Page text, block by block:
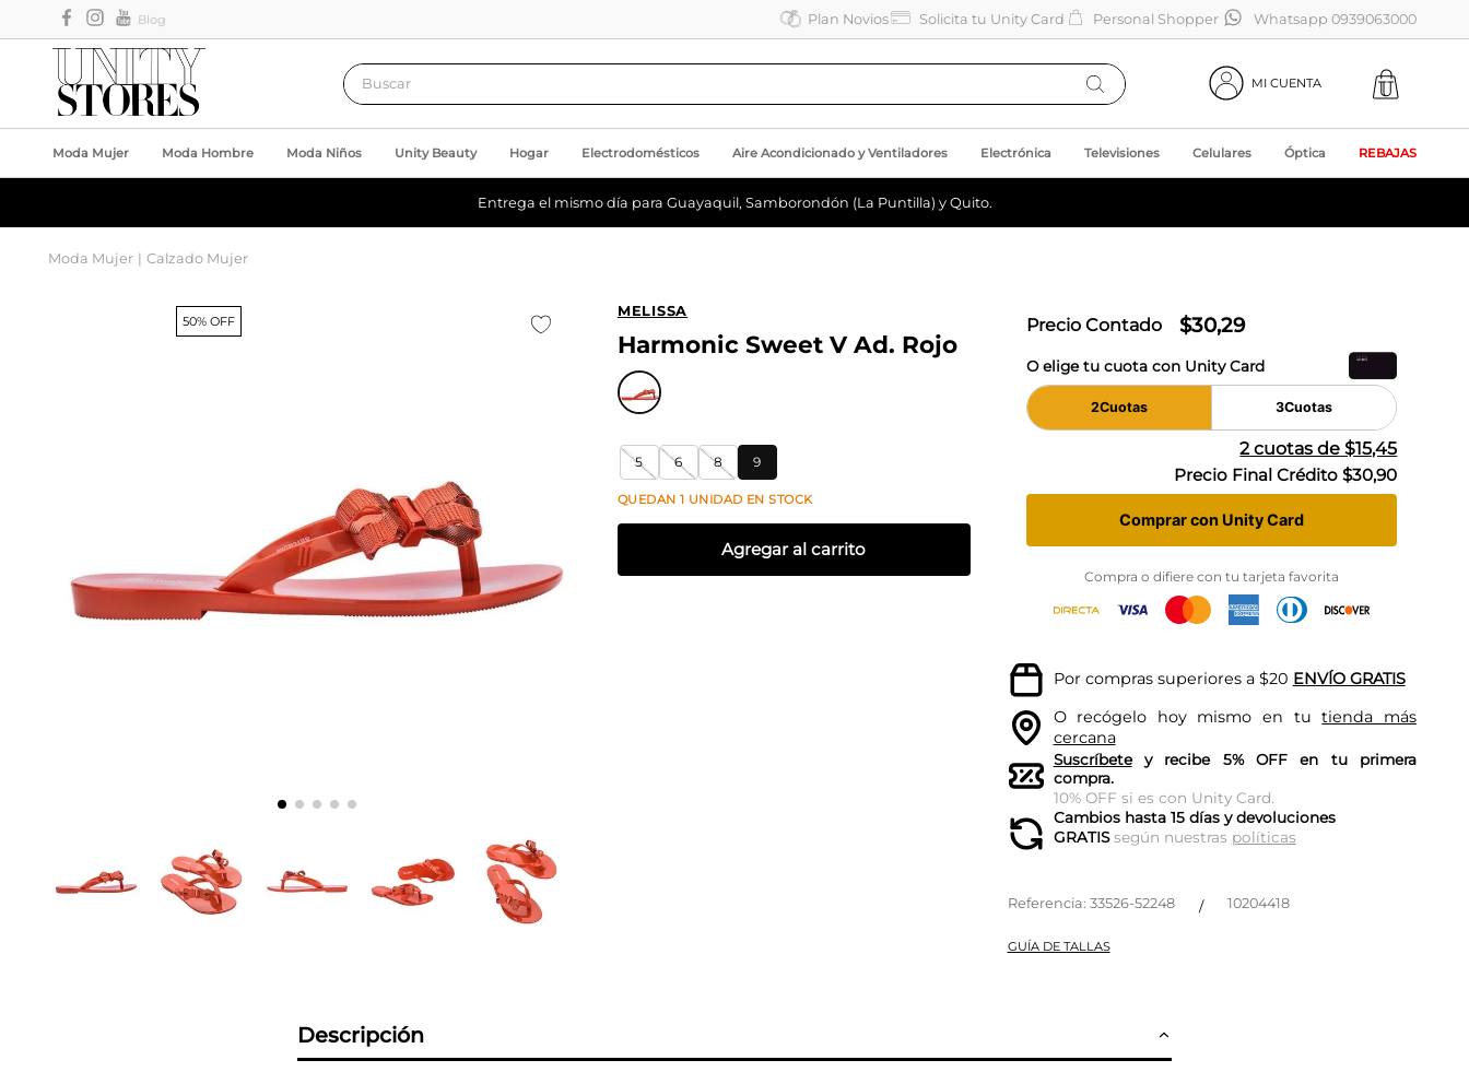
Blog Plan Novios Solicita tu Unity Card Personal Shopper Whatsapp 0939063000
Buscar
MI CUENTA
Moda Mujer Moda Hombre Moda Niños Unity Beauty Hogar Electrodomésticos Aire Acondicionado y Ventiladores Electrónica Televisiones Celulares Óptica REBAJAS
Entrega el mismo día para Guayaquil, Samborondón (La Puntilla) y Quito.
Moda Mujer Calzado Mujer
50% OFF
MELISSA
Harmonic Sweet V Ad. Rojo
5 6 8 9
QUEDAN 1 UNIDAD EN STOCK
Agregar al carrito
Precio Contado $30,29
O elige tu cuota con Unity Card
2Cuotas 3Cuotas
2cuotas de $15,45
Precio Final Crédito $30,90
Comprar con Unity Card
Compra o difiere con tu tarjeta favorita
Por compras superiores a $20 ENVÍO GRATIS
O recógelo hoy mismo en tutienda más
cercana
Suscríbetey recibe 5% OFF en tu primera
compra.
10% OFF si es con Unity Card.
Cambios hasta 15 días y devoluciones
GRATISsegún nuestras políticas
Referencia: 33526-52248 / 10204418
GUÍA DE TALLAS
Descripción